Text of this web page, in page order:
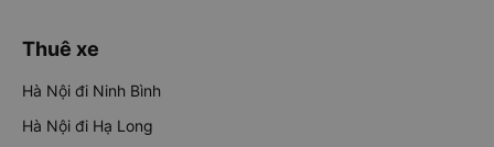
Thuê xe
Hà Nội đi Ninh Bình
Hà Nội đi Hạ Long